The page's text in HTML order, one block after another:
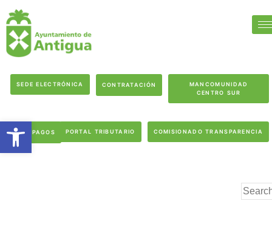
SEDE ELECTRÓNICA CONTRATACIÓN
MANCOMUNIDAD
CENTRO SUR
PAGOS PORTAL TRIBUTARIO COMISIONADO TRANSPARENCIA
Abrir barra de herramientas